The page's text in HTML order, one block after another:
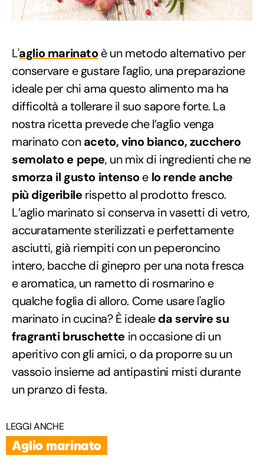
L'aglio marinatoè un metodo alternativo per
conservare e gustare l'aglio, una preparazione
ideale per chi ama questo alimento ma ha
difficoltà a tollerare il suo sapore forte. La
nostra ricetta prevede che l’aglio venga
marinato conaceto, vino bianco, zucchero
semolato e pepe, un mix di ingredienti che ne
smorza il gusto intensoe lo rende anche
più digeribilerispetto al prodotto fresco.
L’aglio marinato si conserva in vasetti di vetro,
accuratamente sterilizzati e perfettamente
asciutti, già riempiti con un peperoncino
intero, bacche di ginepro per una nota fresca
e aromatica, un rametto di rosmarino e
qualche foglia di alloro. Come usare l'aglio
marinato in cucina? È idealeda servire su
fragranti bruschette in occasione di un
aperitivo con gli amici, o da proporre su un
vassoio insieme ad antipastini misti durante
un pranzo di festa.
LEGGI ANCHE
Aglio marinato